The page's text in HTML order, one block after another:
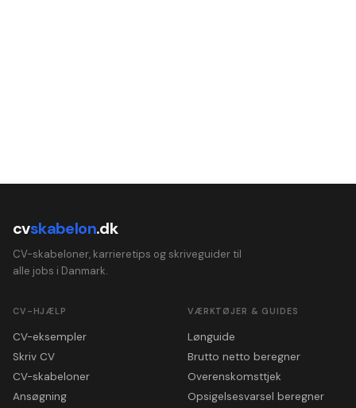
cvskabelon.dk
CV-skabeloner, karrieretips og skriveguider til
alle jobs i Danmark.
CV-HJÆLP
CV-eksempler
Skriv CV
CV-skabeloner
Ansøgning
VÆRKTØJER & GUIDES
Lønguide
Brutto netto beregner
Overenskomsttjek
Opsigelsesvarsel beregner